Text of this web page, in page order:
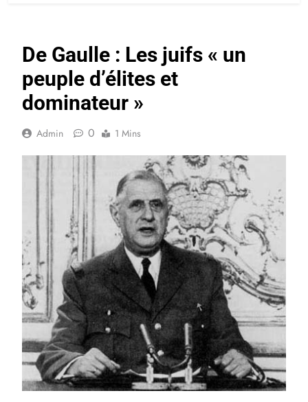
De Gaulle : Les juifs « un
peuple d’élites et
dominateur »
Admin 0 1 Mins